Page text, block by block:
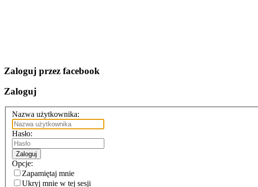
Zaloguj przez facebook
Zaloguj
Nazwa użytkownika:
Hasło:
Zaloguj
Opcje:
Zapamiętaj mnie
Ukryj mnie w tej sesji